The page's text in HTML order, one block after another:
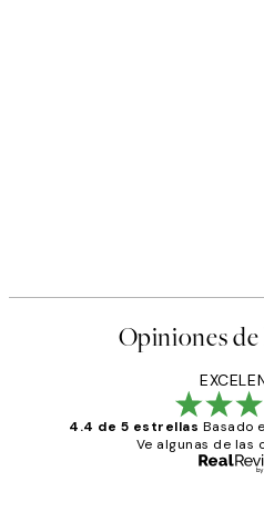
Opiniones
4.4 de 5 estrellas Basado
Ve algunas de las